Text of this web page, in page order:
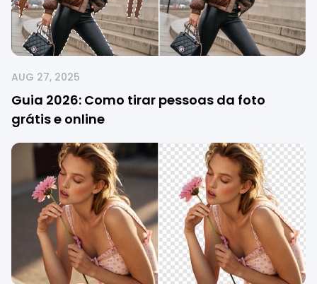
AUG 27, 2025
Guia 2026: Como tirar pessoas da foto
grátis e online